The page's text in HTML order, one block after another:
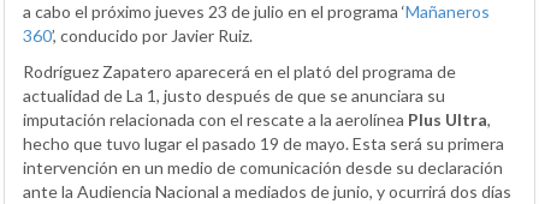
a cabo el próximo jueves 23 de julio en el programa ‘Mañaneros
360’, conducido por Javier Ruiz.
Rodríguez Zapatero aparecerá en el plató del programa de
actualidad de La 1, justo después de que se anunciara su
imputación relacionada con el rescate a la aerolínea Plus Ultra,
hecho que tuvo lugar el pasado 19 de mayo. Esta será su primera
intervención en un medio de comunicación desde su declaración
ante la Audiencia Nacional a mediados de junio, y ocurrirá dos días